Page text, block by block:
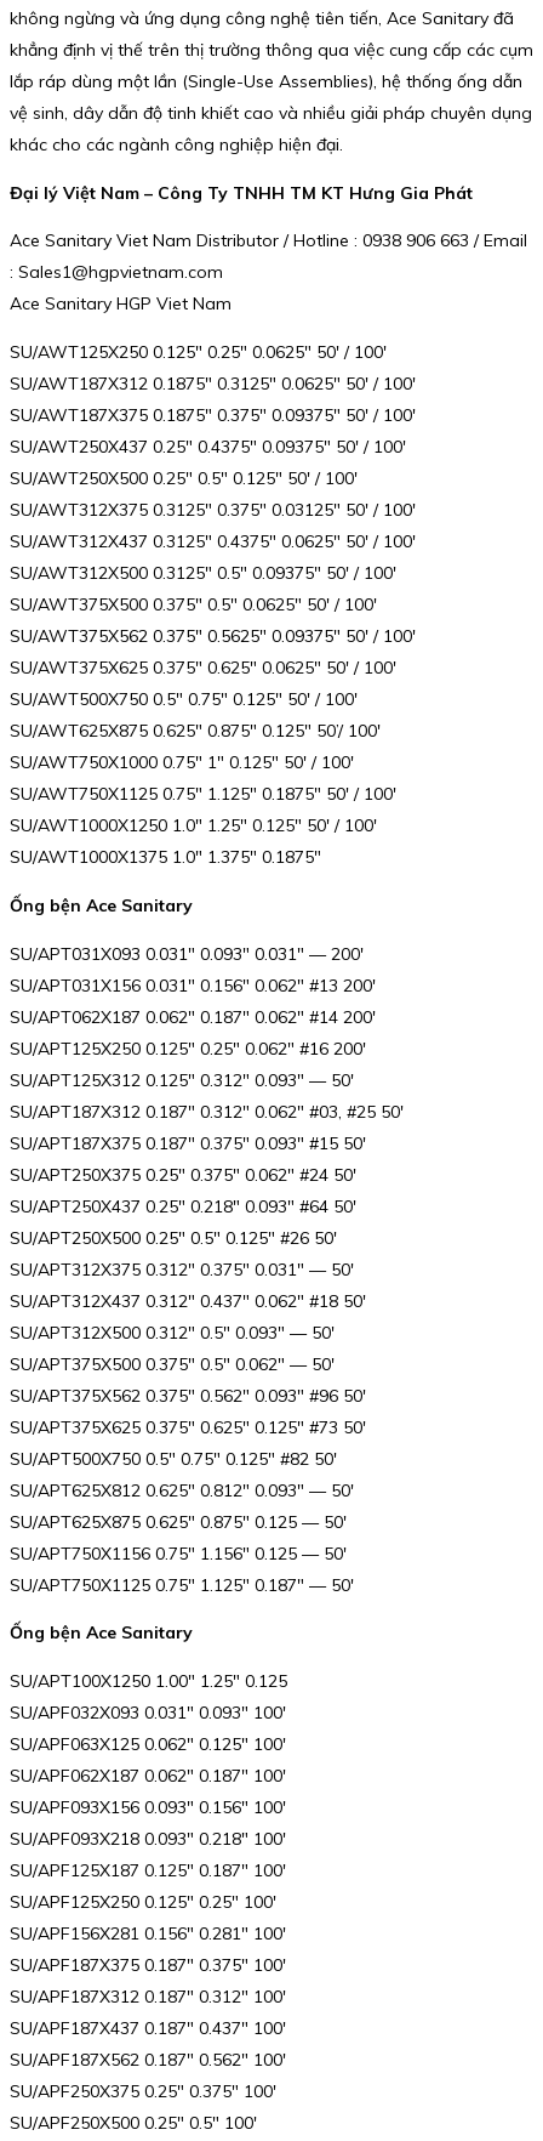
không ngừng và ứng dụng công nghệ tiên tiến, Ace Sanitary đã
khẳng định vị thế trên thị trường thông qua việc cung cấp các cụm
lắp ráp dùng một lần (Single-Use Assemblies), hệ thống ống dẫn
vệ sinh, dây dẫn độ tinh khiết cao và nhiều giải pháp chuyên dụng
khác cho các ngành công nghiệp hiện đại.
Đại lý Việt Nam – Công Ty TNHH TM KT Hưng Gia Phát
Ace Sanitary Viet Nam Distributor / Hotline : 0938 906 663 / Email
: Sales1@hgpvietnam.com
Ace Sanitary HGP Viet Nam
SU/AWT125X250 0.125″ 0.25″ 0.0625″ 50′ / 100′
SU/AWT187X312 0.1875″ 0.3125″ 0.0625″ 50′ / 100′
SU/AWT187X375 0.1875″ 0.375″ 0.09375″ 50′ / 100′
SU/AWT250X437 0.25″ 0.4375″ 0.09375″ 50′ / 100′
SU/AWT250X500 0.25″ 0.5″ 0.125″ 50′ / 100′
SU/AWT312X375 0.3125″ 0.375″ 0.03125″ 50′ / 100′
SU/AWT312X437 0.3125″ 0.4375″ 0.0625″ 50′ / 100′
SU/AWT312X500 0.3125″ 0.5″ 0.09375″ 50′ / 100′
SU/AWT375X500 0.375″ 0.5″ 0.0625″ 50′ / 100′
SU/AWT375X562 0.375″ 0.5625″ 0.09375″ 50′ / 100′
SU/AWT375X625 0.375″ 0.625″ 0.0625″ 50′ / 100′
SU/AWT500X750 0.5″ 0.75″ 0.125″ 50′ / 100′
SU/AWT625X875 0.625″ 0.875″ 0.125″ 50’/ 100′
SU/AWT750X1000 0.75″ 1″ 0.125″ 50′ / 100′
SU/AWT750X1125 0.75″ 1.125″ 0.1875″ 50′ / 100′
SU/AWT1000X1250 1.0″ 1.25″ 0.125″ 50′ / 100′
SU/AWT1000X1375 1.0″ 1.375″ 0.1875″
Ống bện Ace Sanitary
SU/APT031X093 0.031″ 0.093″ 0.031″ — 200′
SU/APT031X156 0.031″ 0.156″ 0.062″ #13 200′
SU/APT062X187 0.062″ 0.187″ 0.062″ #14 200′
SU/APT125X250 0.125″ 0.25″ 0.062″ #16 200′
SU/APT125X312 0.125″ 0.312″ 0.093″ — 50′
SU/APT187X312 0.187″ 0.312″ 0.062″ #03, #25 50′
SU/APT187X375 0.187″ 0.375″ 0.093″ #15 50′
SU/APT250X375 0.25″ 0.375″ 0.062″ #24 50′
SU/APT250X437 0.25″ 0.218″ 0.093″ #64 50′
SU/APT250X500 0.25″ 0.5″ 0.125″ #26 50′
SU/APT312X375 0.312″ 0.375″ 0.031″ — 50′
SU/APT312X437 0.312″ 0.437″ 0.062″ #18 50′
SU/APT312X500 0.312″ 0.5″ 0.093″ — 50′
SU/APT375X500 0.375″ 0.5″ 0.062″ — 50′
SU/APT375X562 0.375″ 0.562″ 0.093″ #96 50′
SU/APT375X625 0.375″ 0.625″ 0.125″ #73 50′
SU/APT500X750 0.5″ 0.75″ 0.125″ #82 50′
SU/APT625X812 0.625″ 0.812″ 0.093″ — 50′
SU/APT625X875 0.625″ 0.875″ 0.125 — 50′
SU/APT750X1156 0.75″ 1.156″ 0.125 — 50′
SU/APT750X1125 0.75″ 1.125″ 0.187″ — 50′
Ống bện Ace Sanitary
SU/APT100X1250 1.00″ 1.25″ 0.125
SU/APF032X093 0.031″ 0.093″ 100′
SU/APF063X125 0.062″ 0.125″ 100′
SU/APF062X187 0.062″ 0.187″ 100′
SU/APF093X156 0.093″ 0.156″ 100′
SU/APF093X218 0.093″ 0.218″ 100′
SU/APF125X187 0.125″ 0.187″ 100′
SU/APF125X250 0.125″ 0.25″ 100′
SU/APF156X281 0.156″ 0.281″ 100′
SU/APF187X375 0.187″ 0.375″ 100′
SU/APF187X312 0.187″ 0.312″ 100′
SU/APF187X437 0.187″ 0.437″ 100′
SU/APF187X562 0.187″ 0.562″ 100′
SU/APF250X375 0.25″ 0.375″ 100′
SU/APF250X500 0.25″ 0.5″ 100′